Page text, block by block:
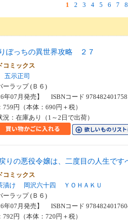
1 2 3 4 5 6 7 8
ぼっちの異世界攻略 ２７
コミックス
五示正司
ーラップ (Ｂ６)
年07月発売】 ISBNコード
759円（本体：690円＋税）
況：在庫あり（1～2日で出荷）
りの悪役令嬢は、二度目の人生で
コミックス
漬け
岡沢六十四
ＹＯＨＡＫＵ
ーラップ (Ｂ６)
年07月発売】 ISBNコード
792円（本体：720円＋税）